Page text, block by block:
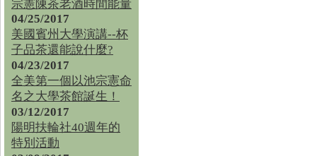
宗憲陳茶老酒時間能量
04/25/2017
美國賓州大學演講--杯
子品茶還能說什麼?
04/23/2017
全美第一個以池宗憲命
名之大學茶館誕生！
03/12/2017
陽明扶輪社40週年的
特別活動